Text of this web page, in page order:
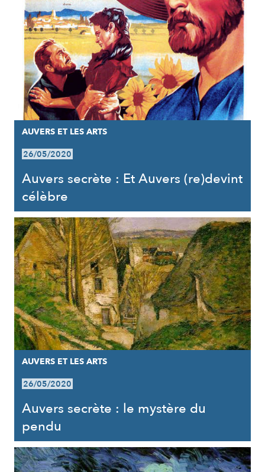
AUVERS ET LES ARTS
26/05/2020
Auvers secrète : Et Auvers (re)devint
célèbre
AUVERS ET LES ARTS
26/05/2020
Auvers secrète : le mystère du
pendu